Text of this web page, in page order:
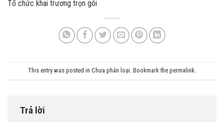
Tổ chức khai trương trọn gói
This entry was posted in Chưa phân loại. Bookmark the permalink.
Trả lời